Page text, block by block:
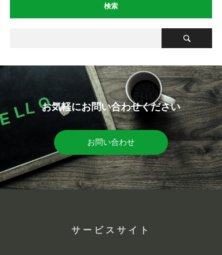
検索
お気軽にお問い合わせください
お問い合わせ
サービスサイト